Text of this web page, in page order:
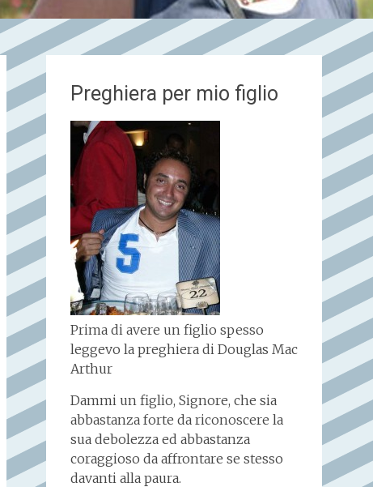
Preghiera per mio figlio
Prima di avere un figlio spesso
leggevo la preghiera di Douglas Mac
Arthur
Dammi un figlio, Signore, che sia
abbastanza forte da riconoscere la
sua debolezza ed abbastanza
coraggioso da affrontare se stesso
davanti alla paura.